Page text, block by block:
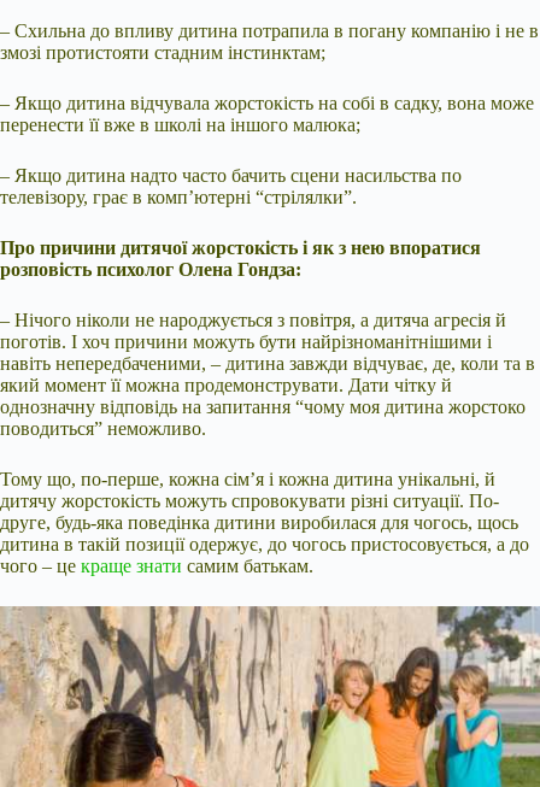
– Схильна до впливу дитина потрапила в погану компанію і не в
змозі протистояти стадним інстинктам;
– Якщо дитина відчувала жорстокість на собі в садку, вона може
перенести її вже в школі на іншого малюка;
– Якщо дитина надто часто бачить сцени насильства по
телевізору, грає в комп’ютерні “стрілялки”.
Про причини дитячої жорстокість і як з нею впоратися
розповість психолог Олена Гондза:
– Нічого ніколи не народжується з повітря, а дитяча агресія й
поготів. І хоч причини можуть бути найрізноманітнішими і
навіть непередбаченими, – дитина завжди відчуває, де, коли та в
який момент її можна продемонструвати. Дати чітку й
однозначну відповідь на запитання “чому моя дитина жорстоко
поводиться” неможливо.
Тому що, по-перше, кожна сім’я і кожна дитина унікальні, й
дитячу жорстокість можуть спровокувати різні ситуації. По-
друге, будь-яка поведінка дитини виробилася для чогось, щось
дитина в такій позиції одержує, до чогось пристосовується, а до
чого – це краще знати самим батькам.